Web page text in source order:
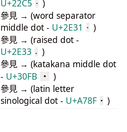
U+22C5 ⋅ )
參見 → (word separator
middle dot - U+2E31 ⸱ )
參見 → (raised dot -
U+2E33 ⸳ )
參見 → (katakana middle dot
- U+30FB ・
)
參見 → (latin letter
sinological dot - U+A78F ꞏ )